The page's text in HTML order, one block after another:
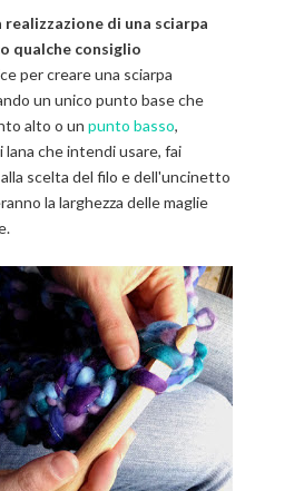
di una sciarpa
qualche consiglio
per creare una sciarpa
un unico punto base che
alto o un punto basso,
che intendi usare, fai
scelta del filo e dell'uncinetto
la larghezza delle maglie